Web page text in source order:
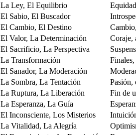
La Ley, El Equilibrio
El Sabio, El Buscador
El Cambio, El Destino
El Valor, La Determinación Coraje,
El Sacrificio, La Perspectiva
La Transformación
El Sanador, La Moderación
La Sombra, La Tentación Pasión,
La Ruptura, La Liberación Fin de
La Esperanza, La Guía
El Inconsciente, Los Misterios
La Vitalidad, La Alegría